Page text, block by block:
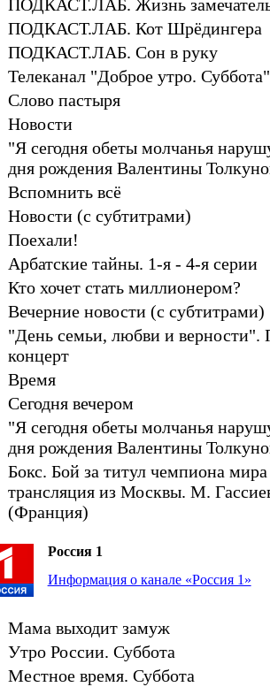
ПОДКАСТ.ЛАБ. Жизнь
ПОДКАСТ.ЛАБ. Кот Шрёдингера
ПОДКАСТ.ЛАБ. Сон в руку
Телеканал "Доброе утро. Суббота"
Слово пастыря
Новости
"Я сегодня обеты молчанья
дня рождения Валентины
Вспомнить всё
Новости (с субтитрами)
Поехали!
Арбатские тайны. 1-я - 4-я серии
Кто хочет стать миллионером?
Вечерние новости (с субтитрами)
"День семьи, любви и верности".
концерт
Время
Сегодня вечером
"Я сегодня обеты молчанья
дня рождения Валентины
Бокс. Бой за титул чемпиона
трансляция из Москвы. М.
(Франция)
Россия 1
Информация о канале «Россия 1»
Мама выходит замуж
Утро России. Суббота
Местное время. Суббота